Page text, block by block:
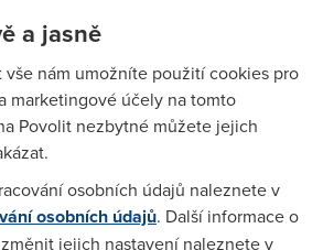
přístup v Evropě letos
Quantum Web došlo od ledna
cen za širokopásmové připojení v
telekomunikace
a jasně
nám umožníte použití cookies pro
marketingové účely na tomto
Povolit nezbytné můžete jejich
osobních údajů naleznete v
osobních údajů. Další informace o
jejich nastavení naleznete v